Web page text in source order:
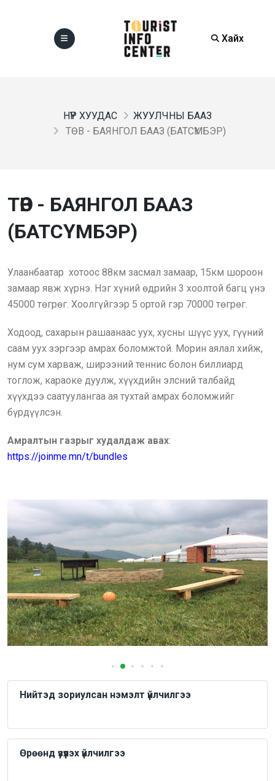
Хайх
НҮҮР ХУУДАС
ЖУУЛЧНЫ БААЗ
ТӨВ - БАЯНГОЛ БААЗ (БАТСҮМБЭР)
ТӨВ - БАЯНГОЛ БААЗ
(БАТСҮМБЭР)
Улаанбаатар хотоос 88км засмал замаар, 15км шороон
замаар явж хүрнэ. Нэг хүний өдрийн 3 хоолтой багц үнэ
45000 төгрөг. Хоолгүйгээр 5 ортой гэр 70000 төгрөг.
Ходоод, сахарын рашаанаас уух, хусны шүүс уух, гүүний
саам уух зэргээр амрах боломжтой. Морин аялал хийж,
нум сум харваж, ширээний теннис болон биллиард
тоглож, караоке дуулж, хүүхдийн элсний талбайд
хүүхдээ саатуулангаа ая тухтай амрах боломжийг
бүрдүүлсэн.
Амралтын газрыг худалдаж авах:
https://joinme.mn/t/bundles
Нийтэд зориулсан нэмэлт үйлчилгээ
Өрөөнд үзүүлэх үйлчилгээ